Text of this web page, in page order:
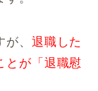
、 退職した
とが「退職慰